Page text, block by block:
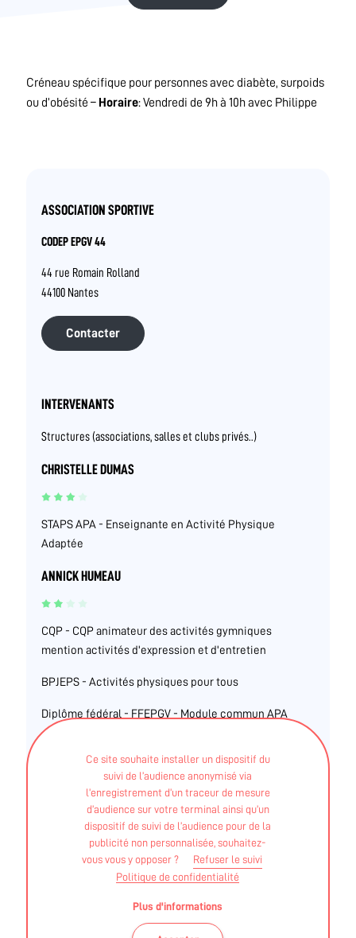
Ce site souhaite installer un dispositif du
suivi de l’audience anonymisé via
l’enregistrement d’un traceur de mesure
d’audience sur votre terminal ainsi qu’un
dispositif de suivi de l’audience pour de la
publicité non personnalisée, souhaitez-
vous vous y opposer ?
Refuser le suivi
Politique de confidentialité
Plus d'informations
Créneau spécifique pour personnes avec diabète, surpoids
ou d’obésité – Horaire: Vendredi de 9h à 10h avec Philippe
ASSOCIATION SPORTIVE
CODEP EPGV 44
44 rue Romain Rolland
44100 Nantes
Contacter
INTERVENANTS
Structures (associations, salles et clubs privés..)
CHRISTELLE DUMAS
STAPS APA - Enseignante en Activité Physique
Adaptée
ANNICK HUMEAU
CQP - CQP animateur des activités gymniques
mention activités d'expression et d'entretien
BPJEPS - Activités physiques pour tous
Diplôme fédéral - FFEPGV - Module commun APA
CQP - CQP - animateur de loisirs sportifs option
activités gymniques d'entretien et d'expression
Diplôme fédéral - FFEPGV - module commun APA -
option complémentaire : activités physiques et
MANUELLE COLLET MONNIN